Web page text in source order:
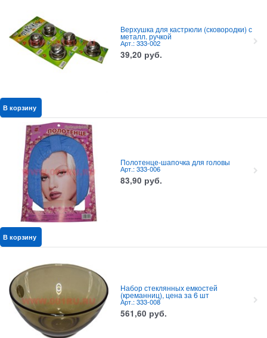
Верхушка для кастрюли (сковородки) с
металл. ручкой
Арт.: 333-002
39,20 руб.
В корзину
Полотенце-шапочка для головы
Арт.: 333-006
83,90 руб.
В корзину
Набор стеклянных емкостей
(креманниц), цена за 6 шт
Арт.: 333-008
561,60 руб.